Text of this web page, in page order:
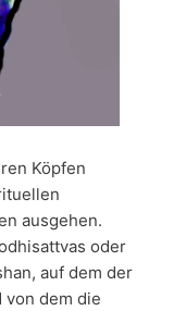
Köpfen
ausgehen.
oder
auf dem der
dem die